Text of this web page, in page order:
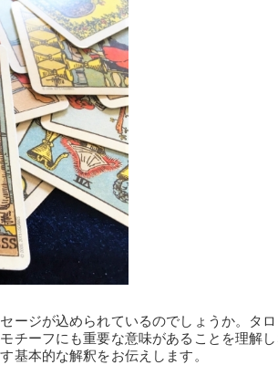
ージが込められているのでしょうか。タ
チーフにも重要な意味があることを理解
基本的な解釈をお伝えします。